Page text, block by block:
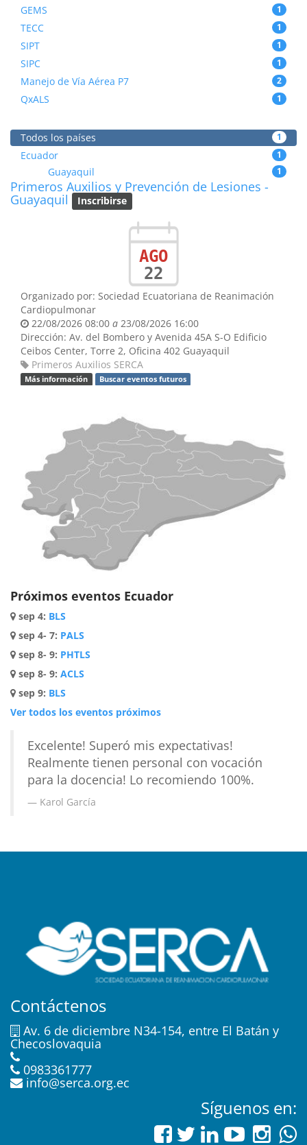
GEMS 1
TECC 1
SIPT 1
SIPC 1
Manejo de Vía Aérea P7 2
QxALS 1
Todos los países 1
Ecuador 1
Guayaquil 1
Primeros Auxilios y Prevención de Lesiones -
Guayaquil Inscribirse
AGO
22
Organizado por: Sociedad Ecuatoriana de Reanimación
Cardiopulmonar
22/08/2026 08:00 a 23/08/2026 16:00
Dirección: Av. del Bombero y Avenida 45A S-O Edificio
Ceibos Center, Torre 2, Oficina 402 Guayaquil
Primeros Auxilios SERCA
Más información Buscar eventos futuros
Próximos eventos Ecuador
sep 4: BLS
sep 4- 7: PALS
sep 8- 9: PHTLS
sep 8- 9: ACLS
sep 9: BLS
Ver todos los eventos próximos
Excelente! Superó mis expectativas!
Realmente tienen personal con vocación
para la docencia! Lo recomiendo 100%.
Karol García
Contáctenos
Av. 6 de diciembre N34-154, entre El Batán y
Checoslovaquia
0983361777
info@serca.org.ec
Síguenos en: